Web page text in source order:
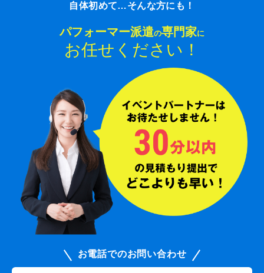
自体初めて…そんな方にも！
パフォーマー派遣の専門家に
お任せください！
お電話でのお問い合わせ